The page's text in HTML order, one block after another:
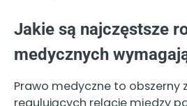
Jakie są najczęstsze
medycznych
Prawo medyczne to obszerny